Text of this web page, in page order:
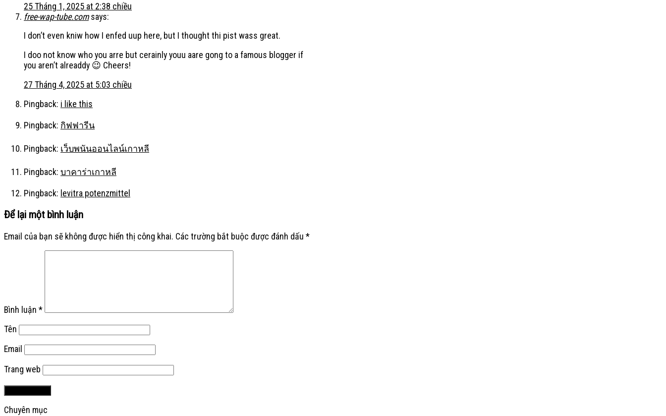
25 Tháng 1, 2025 at 2:38 chiều
free-wap-tube.com says:
I don’t even kniw how I enfed uup here, but I thought thi pist wass great.
I doo not know who you arre but cerainly youu aare gong to a famous blogger if
you aren’t alreaddy 😉 Cheers!
27 Tháng 4, 2025 at 5:03 chiều
Pingback: i like this
Pingback: กิฟฟารีน
Pingback: เว็บพนันออนไลน์เกาหลี
Pingback: บาคาร่าเกาหลี
Pingback: levitra potenzmittel
Để lại một bình luận
Email của bạn sẽ không được hiển thị công khai. Các trường bắt buộc được đánh dấu *
Bình luận *
Tên
Email
Trang web
Chuyên mục